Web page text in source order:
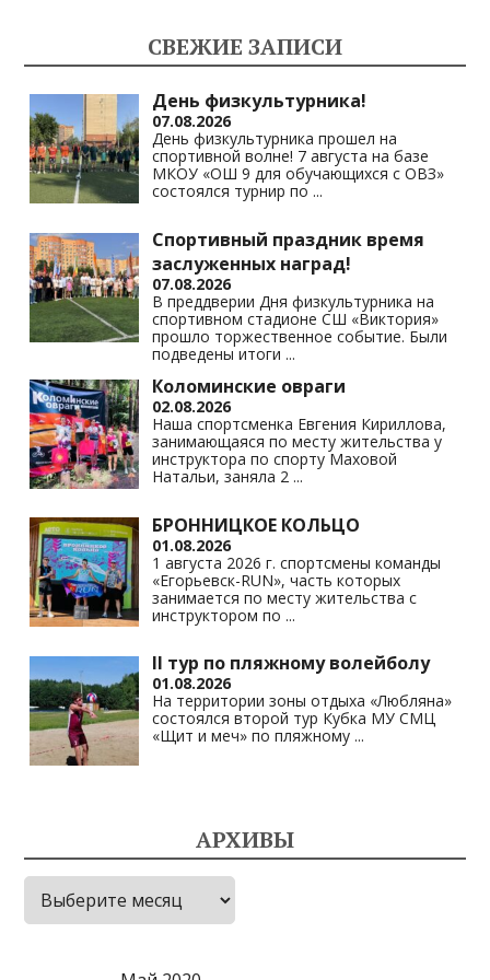
as
s
ni
ki
a
m
A
p
p
Li
n
k
СВЕЖИЕ ЗАПИСИ
День физкультурника!
07.08.2026
День физкультурника прошел на
спортивной волне! 7 августа на базе
МКОУ «ОШ 9 для обучающихся с ОВЗ»
состоялся турнир по ...
Спортивный праздник время
заслуженных наград!
07.08.2026
В преддверии Дня физкультурника на
спортивном стадионе СШ «Виктория»
прошло торжественное событие. Были
подведены итоги ...
Коломинские овраги
02.08.2026
Наша спортсменка Евгения Кириллова,
занимающаяся по месту жительства у
инструктора по спорту Маховой
Натальи, заняла 2 ...
БРОННИЦКОЕ КОЛЬЦО
01.08.2026
1 августа 2026 г. спортсмены команды
«Егорьевск-RUN», часть которых
занимается по месту жительства с
инструктором по ...
II тур по пляжному волейболу
01.08.2026
На территории зоны отдыха «Любляна»
состоялся второй тур Кубка МУ СМЦ
«Щит и меч» по пляжному ...
АРХИВЫ
Архивы